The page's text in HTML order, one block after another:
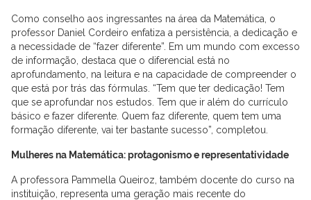
Como conselho aos ingressantes na área da Matemática, o
professor Daniel Cordeiro enfatiza a persistência, a dedicação e
a necessidade de “fazer diferente”. Em um mundo com excesso
de informação, destaca que o diferencial está no
aprofundamento, na leitura e na capacidade de compreender o
que está por trás das fórmulas. “Tem que ter dedicação! Tem
que se aprofundar nos estudos. Tem que ir além do currículo
básico e fazer diferente. Quem faz diferente, quem tem uma
formação diferente, vai ter bastante sucesso”, completou.
Mulheres na Matemática: protagonismo e representatividade
A professora Pammella Queiroz, também docente do curso na
instituição, representa uma geração mais recente do